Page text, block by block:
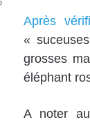
Après
«
grosses
éléphant
A noter
Linkedin